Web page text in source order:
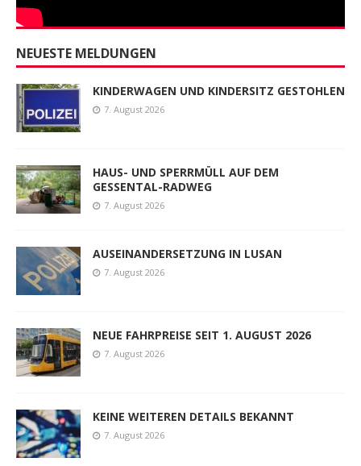
NEUESTE MELDUNGEN
KINDERWAGEN UND KINDERSITZ GESTOHLEN
7. August 2026
HAUS- UND SPERRMÜLL AUF DEM
GESSENTAL-RADWEG
7. August 2026
AUSEINANDERSETZUNG IN LUSAN
7. August 2026
NEUE FAHRPREISE SEIT 1. AUGUST 2026
7. August 2026
KEINE WEITEREN DETAILS BEKANNT
7. August 2026